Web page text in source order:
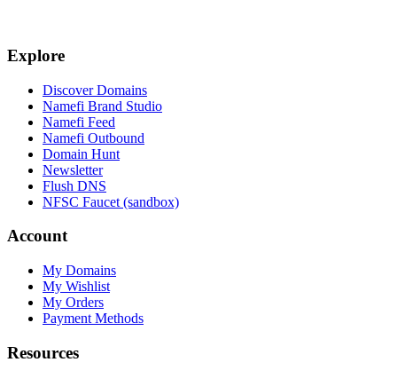
Explore
Discover Domains
Namefi Brand Studio
Namefi Feed
Namefi Outbound
Domain Hunt
Newsletter
Flush DNS
NFSC Faucet (sandbox)
Account
My Domains
My Wishlist
My Orders
Payment Methods
Resources